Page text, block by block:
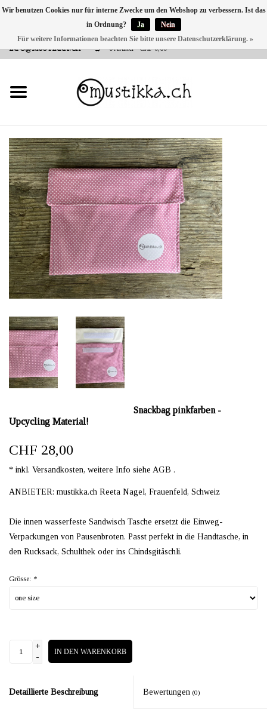
VERSANDKOSTEN 0 CHF INNERHALB CH | INT. VERSAND ÜBER
INFO@MUSTIKKA.CH
0 Artikel - CHF 0,00
NEU BEI UNS
SHOP - A PIECE OF
FINLAND FOR YOU
Marken
Kontakt
Snackbag pinkfarben -
Upcycling Material!
CHF 28,00
* inkl. Versandkosten, weitere Info siehe AGB .
ANBIETER: mustikka.ch Reeta Nagel, Frauenfeld, Schweiz
Die innen wasserfeste Sandwisch Tasche ersetzt die Einweg-
Verpackungen von Pausenbroten. Passt perfekt in die Handtasche, in
den Rucksack, Schulthek oder ins Chindsgitäschli.
Grösse: *
+
-
IN DEN WARENKORB
Detaillierte Beschreibung Bewertungen (0)
Wir benutzen Cookies nur für interne Zwecke um den Webshop zu verbessern. Ist das
in Ordnung?
Ja
Nein
Für weitere Informationen beachten Sie bitte unsere Datenschutzerklärung. »